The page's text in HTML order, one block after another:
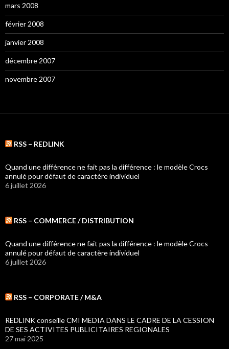
mars 2008
février 2008
janvier 2008
décembre 2007
novembre 2007
RSS – REDLINK
Quand une différence ne fait pas la différence : le modèle Crocs
annulé pour défaut de caractère individuel
6 juillet 2026
RSS – COMMERCE / DISTRIBUTION
Quand une différence ne fait pas la différence : le modèle Crocs
annulé pour défaut de caractère individuel
6 juillet 2026
RSS – CORPORATE / M&A
REDLINK conseille CMI MEDIA DANS LE CADRE DE LA CESSION
DE SES ACTIVITES PUBLICITAIRES REGIONALES
27 mai 2025